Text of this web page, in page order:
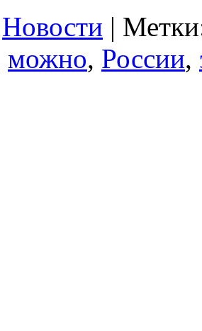
Новости |
можно, России,